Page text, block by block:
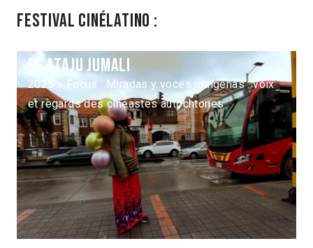
Festival Cinélatino :
Pe ataju jumali
2025 > Focus : Miradas y voces indígenas : voix
et regards des cinéastes autochtones